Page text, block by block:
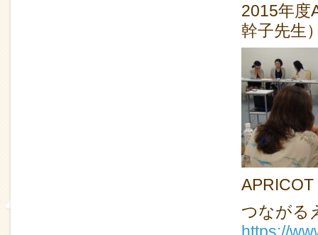
2015年度
幹子先生
つながる
https://